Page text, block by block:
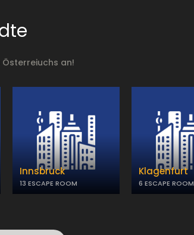
Österreiuchs an!
Innsbruck
13 ESCAPE ROOM
Klagenfurt
6 ESCAPE ROOM